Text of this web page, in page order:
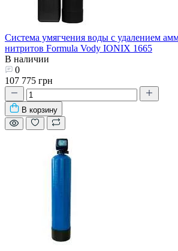
Система умягчения воды с удалением
нитритов Formula Vody IONIX 1665
В наличии
0
107 775 грн
В корзину